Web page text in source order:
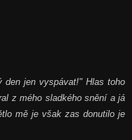
den jen vyspávat!" Hlas toho
z mého sladkého snění a já
mě je však zas donutilo je